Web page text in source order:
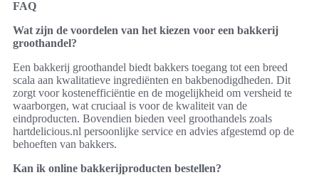
FAQ
Wat zijn de voordelen van het kiezen voor een bakkerij
groothandel?
Een bakkerij groothandel biedt bakkers toegang tot een breed
scala aan kwalitatieve ingrediënten en bakbenodigdheden. Dit
zorgt voor kostenefficiëntie en de mogelijkheid om versheid te
waarborgen, wat cruciaal is voor de kwaliteit van de
eindproducten. Bovendien bieden veel groothandels zoals
hartdelicious.nl persoonlijke service en advies afgestemd op de
behoeften van bakkers.
Kan ik online bakkerijproducten bestellen?